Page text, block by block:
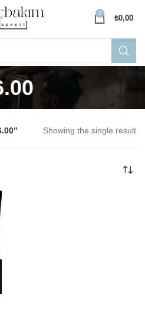
0
₺0,00
Showing the single result